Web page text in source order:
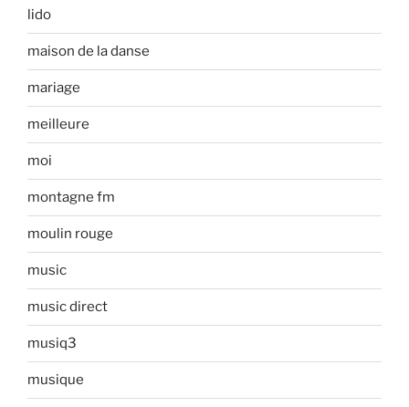
lido
maison de la danse
mariage
meilleure
moi
montagne fm
moulin rouge
music
music direct
musiq3
musique